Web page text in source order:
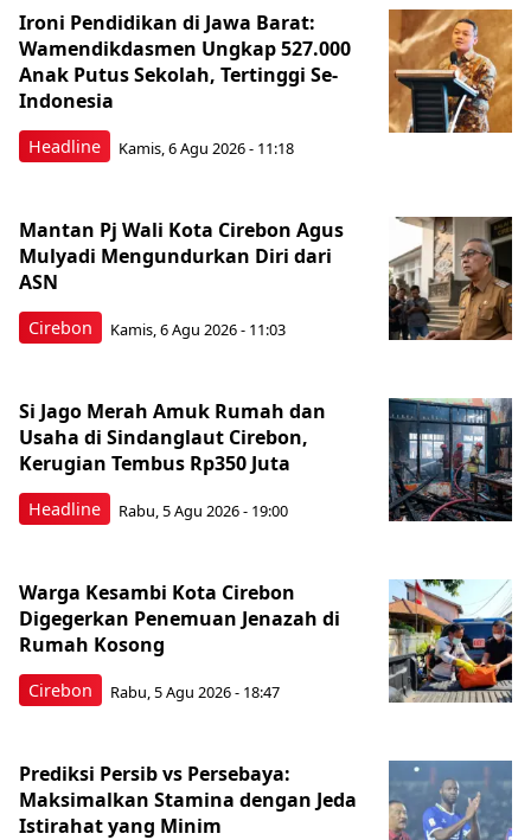
Headline
Ironi Pendidikan di Jawa Barat:
Wamendikdasmen Ungkap 527.000
Anak Putus Sekolah, Tertinggi Se-
Indonesia
Kamis, 6 Agu 2026 - 11:18
Cirebon
Mantan Pj Wali Kota Cirebon Agus
Mulyadi Mengundurkan Diri dari
ASN
Kamis, 6 Agu 2026 - 11:03
Headline
Si Jago Merah Amuk Rumah dan
Usaha di Sindanglaut Cirebon,
Kerugian Tembus Rp350 Juta
Rabu, 5 Agu 2026 - 19:00
Cirebon
Warga Kesambi Kota Cirebon
Digegerkan Penemuan Jenazah di
Rumah Kosong
Rabu, 5 Agu 2026 - 18:47
Prediksi Persib vs Persebaya:
Maksimalkan Stamina dengan Jeda
Istirahat yang Minim